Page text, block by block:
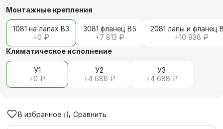
Монтажные крепления
1081 на лапах В3
+0 ₽
3081 фланец В5
+7 813 ₽
2081 лапы и фланец
+10 938 ₽
Климатическое исполнение
У1
+0 ₽
У2
+4 688 ₽
У3
+4 688 ₽
В избранное Сравнить